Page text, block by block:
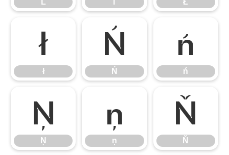
Ľ ľ Ł
ł
ł
Ń
Ń
ń
ń
Ņ
Ņ
ņ
ņ
Ň
Ň